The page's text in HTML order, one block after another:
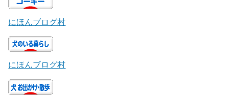
にほんブログ村
にほんブログ村